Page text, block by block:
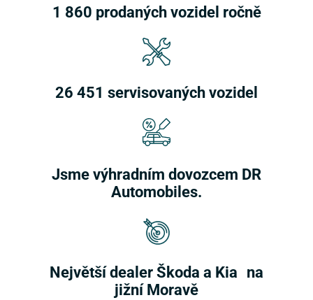
1 860 prodaných vozidel ročně
26 451 servisovaných vozidel
Jsme výhradním dovozcem DR
Automobiles.
Největší dealer Škoda a Kia na
jižní Moravě